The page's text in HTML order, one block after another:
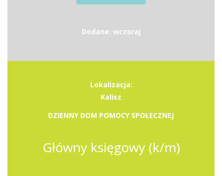
Dodane: wczoraj
Lokalizacja:
Kalisz
DZIENNY DOM POMOCY SPOŁECZNEJ
Główny księgowy (k/m)